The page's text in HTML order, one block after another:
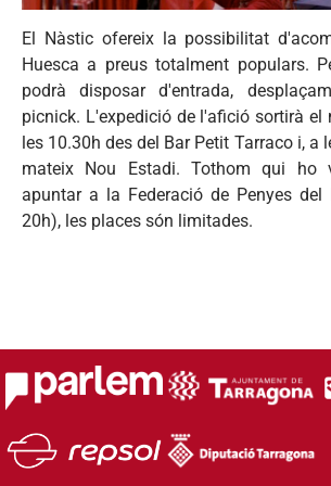
El Nàstic ofereixla possibilitat
Huesca a preus totalment populars.
podrà
disposar d'entrada,
picnick. L'expedicióde l'afició sortirà el
les 10.30h des del Bar Petit Tarracoi, a
mateix Nou Estadi.Tothom qui ho
apuntara la Federació de Penyes del
20h), les places són limitades.